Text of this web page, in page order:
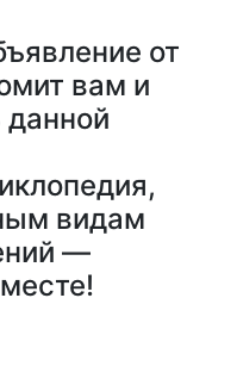
от
вам и
данной
видам
—